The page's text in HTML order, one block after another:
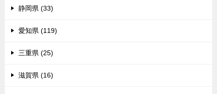
静岡県 (33)
愛知県 (119)
三重県 (25)
滋賀県 (16)